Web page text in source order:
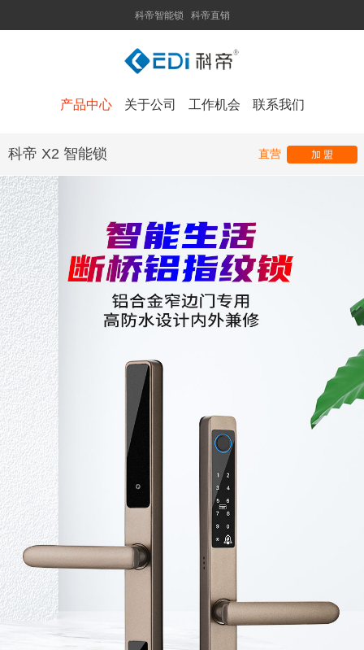
科帝智能锁 科帝直销
产品中心 关于公司 工作机会 联系我们
科帝 X2 智能锁 直营 加 盟